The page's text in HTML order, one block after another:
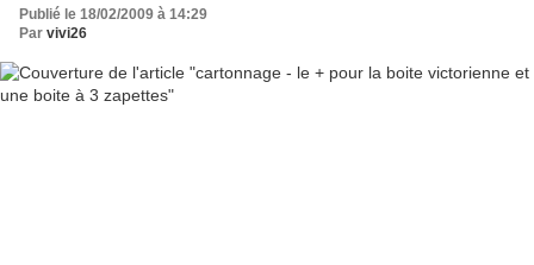
Publié le 18/02/2009 à 14:29
Par vivi26